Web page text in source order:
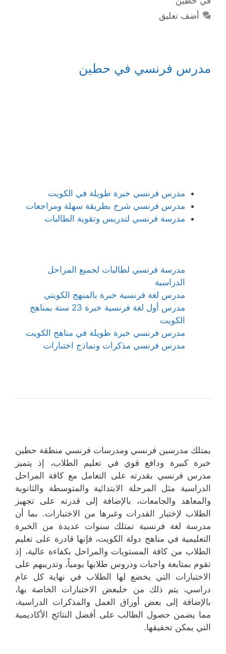
أضف تعليق
مدرس فرنسي في حطين
مدرس فرنسي خبرة طويلة في الكويت
مدرس فرنسي شرح بطريقة سهلة ومراجعات
مدرسة فرنسي لتدريس وتقوية الطالبات
مدرسة فرنسي لطالبات لجميع المراحل
الدراسية
مدرس لغة فرنسية خبرة بالمنهج الكويتي
مدرس أول لغة فرنسية خبرة 23 سنة بمناهج
الكويت
مدرس فرنسي خبرة طويلة في مناهج الكويت
مدرس فرنسي مذكرات ونماذج اختبارات
يمتلك مدرسين فرنسي ومدرسات فرنسي منطقة حطين
خبرة كبيرة ودافع قوي في تعليم الطلاب، إذ يتميز
مدرس فرنسي بقدرته على التعامل مع كافة المراحل
الدراسية مثل المرحلة الابتدائية والمتوسطة والثانوية
والمعاهد والجامعات، بالإضافة إلى قدرته على تجهيز
الطلاب لإختبار القدرات وغيرها من الاختبارات. بما أن
مدرسة لغة فرنسية تمتلك سنوات عديدة من الخبرة
التعليمية في مناهج دولة الكويت، فإنها قادرة على تعليم
الطلاب من كافة المستويات والمراحل بكفاءة عالية، إذ
تقوم بمتابعة واجبات ودروس طلابها يومياً، وتدريبهم على
الاختبارات التي يخضع لها الطلاب في نهاية كل عام
دراسي، يتم ذلك من خلبعض الاختبارات الخاصة بها،
بالإضافة إلى بعض أوراق العمل والمذكرات الدراسية،
مما يضمن حصول الطالب على أفضل النتائج الأكاديمية
التي يمكن تحقيقها.